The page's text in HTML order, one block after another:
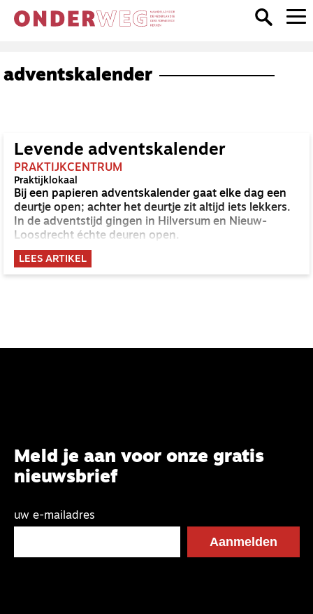
adventskalender
Levende adventskalender
PRAKTIJKCENTRUM
Praktijklokaal
Bij een papieren adventskalender gaat elke dag een
deurtje open; achter het deurtje zit altijd iets lekkers.
In de adventstijd gingen in Hilversum en Nieuw-
Loosdrecht échte deuren open.
LEES ARTIKEL
Meld je aan voor onze gratis
nieuwsbrief
uw e-mailadres